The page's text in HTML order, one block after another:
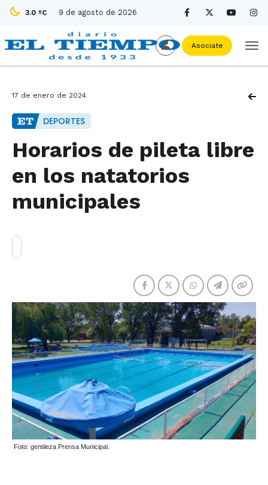
3.0 ºC 9 de agosto de 2026
Asociate
17 de enero de 2024
DEPORTES
Horarios de pileta libre
en los natatorios
municipales
Foto: gentileza Prensa Municipal.